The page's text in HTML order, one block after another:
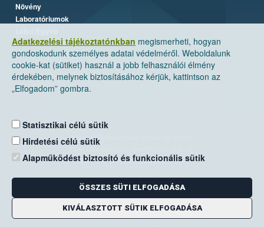
Adatkezelési tájékoztatónkban megismerheti, hogyan
gondoskodunk személyes adatai védelméről. Weboldalunk
cookie-kat (sütiket) használ a jobb felhasználói élmény
érdekében, melynek biztosításához kérjük, kattintson az
„Elfogadom” gombra.
Statisztikai célú sütik
Hirdetési célú sütik
Alapműködést biztosító és funkcionális sütik
ÖSSZES SÜTI ELFOGADÁSA
KIVÁLASZTOTT SÜTIK ELFOGADÁSA
Növény
Laboratóriumok
Nemzeti Élelmiszerlánc-biztonsági Hivatal
Levelezési cím: 1525 Budapest. Pf. 30.
E-mail:ugyfelszolgalat@nebih.gov.hu
Zöld szám: 06-80/263-244
Telefon: 06-1/ 336-9000